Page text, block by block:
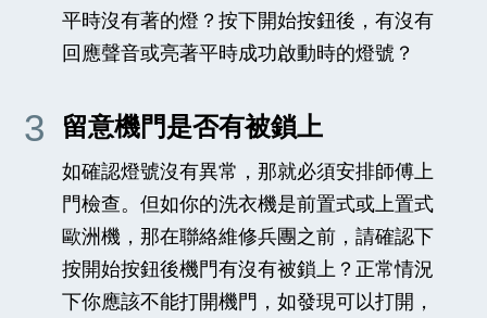
平時沒有著的燈？按下開始按鈕後，有沒有
回應聲音或亮著平時成功啟動時的燈號？
3 留意機門是否有被鎖上
如確認燈號沒有異常，那就必須安排師傅上
門檢查。但如你的洗衣機是前置式或上置式
歐洲機，那在聯絡維修兵團之前，請確認下
按開始按鈕後機門有沒有被鎖上？正常情況
下你應該不能打開機門，如發現可以打開，